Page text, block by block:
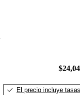
El precio incluye tasas